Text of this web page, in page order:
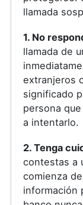
llamada
1. No
llamada de
extranjeros
significado
persona
a intentarlo.
2. Tenga
contestas a
comienza
información